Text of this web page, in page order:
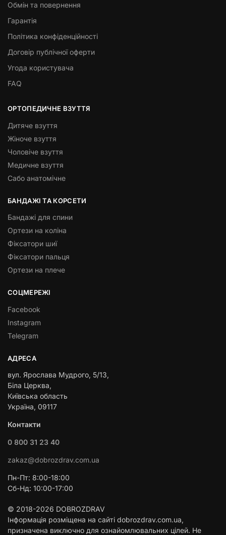
Обмін та повернення
Гарантія
Політика конфіденційності
Договір публічної оферти
Угода користувача
FAQ
ОРТОПЕДИЧНЕ ВЗУТТЯ
Дитяче взуття
Жіноче взуття
Чоловіче взуття
Медичне взуття
Сабо анатомічне
БАНДАЖІ ТА КОРСЕТИ
Бандажі для спини
Ортези на коліна
Фіксатори шиї
Фіксатори пальця
Ортези на плече
СОЦМЕРЕЖІ
Facebook
Instagram
Telegram
АДРЕСА
вул. Ярослава Мудрого, 5/13,
Біла Церква,
Київська область
Україна, 09117
Контакти
0 800 31 23 40
zakaz@dobrozdrav.com.ua
Пн-Пт: 8:00-18:00
Сб-Нд: 10:00-17:00
© 2018-2026 DOBROZDRAV
Інформація розміщена на сайті dobrozdrav.com.ua,
призначена виключно для ознайомлювальних цілей. Не